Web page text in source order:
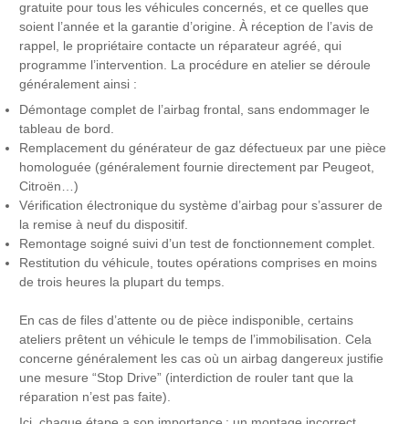
gratuite pour tous les véhicules concernés, et ce quelles que
soient l’année et la garantie d’origine. À réception de l’avis de
rappel, le propriétaire contacte un réparateur agréé, qui
programme l’intervention. La procédure en atelier se déroule
généralement ainsi :
Démontage complet de l’airbag frontal, sans endommager le
tableau de bord.
Remplacement du générateur de gaz défectueux par une pièce
homologuée (généralement fournie directement par Peugeot,
Citroën…)
Vérification électronique du système d’airbag pour s’assurer de
la remise à neuf du dispositif.
Remontage soigné suivi d’un test de fonctionnement complet.
Restitution du véhicule, toutes opérations comprises en moins
de trois heures la plupart du temps.
En cas de files d’attente ou de pièce indisponible, certains
ateliers prêtent un véhicule le temps de l’immobilisation. Cela
concerne généralement les cas où un airbag dangereux justifie
une mesure “Stop Drive” (interdiction de rouler tant que la
réparation n’est pas faite).